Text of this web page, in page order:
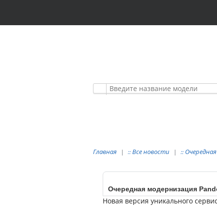
Главная ::Все новости ::
Очередная модернизация
Новая версия уникального